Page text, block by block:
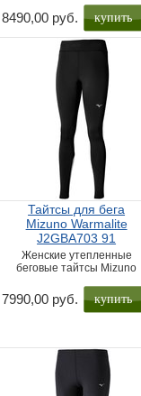
8490,00 руб. купить
Тайтсы для бега
Mizuno Warmalite
J2GBA703 91
Женские утепленные
беговые тайтсы Mizuno
7990,00 руб. купить